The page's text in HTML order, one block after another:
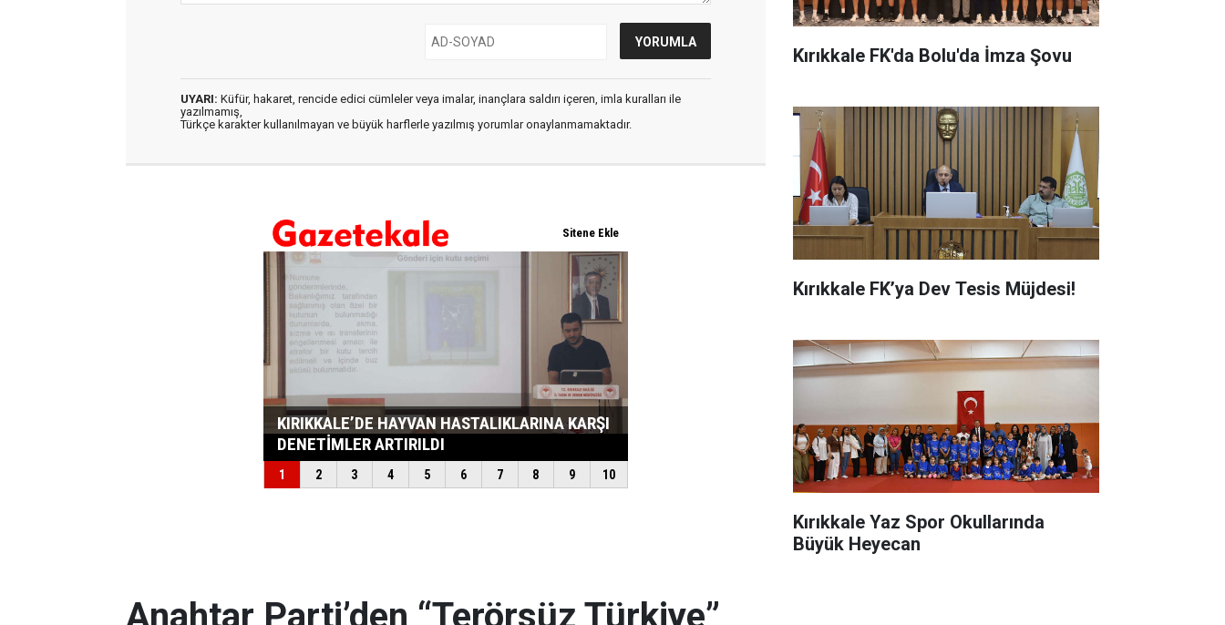
UYARI: Küfür, hakaret, rencide edici cümleler veya imalar, inançlara saldırı içeren, imla kuralları ile
yazılmamış,
Türkçe karakter kullanılmayan ve büyük harflerle yazılmış yorumlar onaylanmamaktadır.
Kırıkkale FK'da Bolu'da İmza Şovu
Kırıkkale FK’ya Dev Tesis Müjdesi!
Kırıkkale Yaz Spor Okullarında
Büyük Heyecan
Anahtar Parti’den “Terörsüz Türkiye”